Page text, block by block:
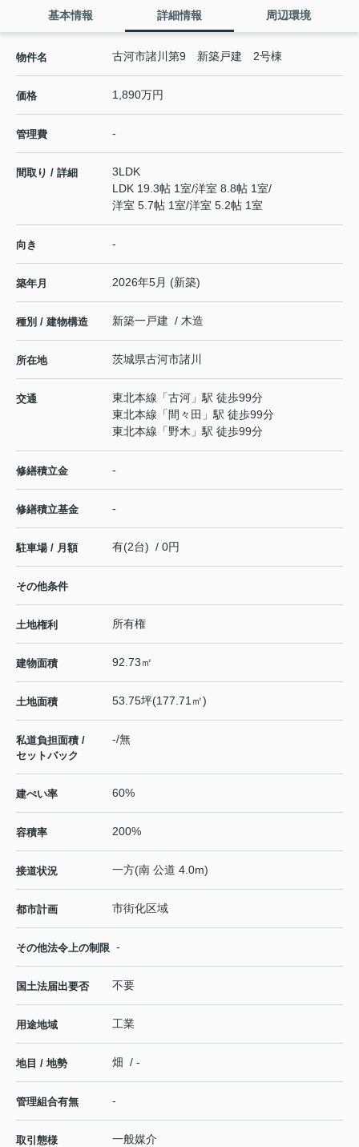
基本情報 詳細情報 周辺環境
物件名 古河市諸川第9 新築戸建 2号棟
価格 1,890万円
管理費 -
間取り / 詳細
3LDK
LDK 19.3帖 1室/洋室 8.8帖 1室/
洋室 5.7帖 1室/洋室 5.2帖 1室
向き -
築年月 2026年5月 (新築)
種別 / 建物構造 新築一戸建 / 木造
所在地 茨城県古河市諸川
交通 東北本線 「古河 」駅 徒歩99分
東北本線 「間々田 」駅 徒歩99分
東北本線 「野木 」駅 徒歩99分
修繕積立金 -
修繕積立基金 -
駐車場 / 月額 有(2台) / 0円
その他条件
土地権利 所有権
建物面積 92.73㎡
土地面積 53.75坪(177.71㎡)
私道負担面積 /
セットバック
-/無
建ぺい率 60%
容積率 200%
接道状況 一方(南 公道 4.0m)
都市計画 市街化区域
その他法令上の制限 -
国土法届出要否 不要
用途地域 工業
地目 / 地勢 畑 / -
管理組合有無 -
取引態様 一般媒介